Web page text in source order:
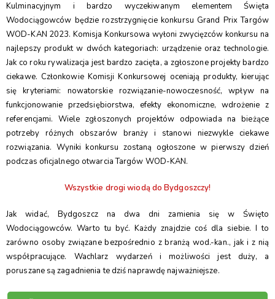
Kulminacyjnym i bardzo wyczekiwanym elementem Święta
Wodociągowców będzie rozstrzygnięcie konkursu Grand Prix Targów
WOD-KAN 2023. Komisja Konkursowa wyłoni zwycięzców konkursu na
najlepszy produkt w dwóch kategoriach: urządzenie oraz technologie.
Jak co roku rywalizacja jest bardzo zacięta, a zgłoszone projekty bardzo
ciekawe. Członkowie Komisji Konkursowej oceniają produkty, kierując
się kryteriami: nowatorskie rozwiązanie-nowoczesność, wpływ na
funkcjonowanie przedsiębiorstwa, efekty ekonomiczne, wdrożenie z
referencjami. Wiele zgłoszonych projektów odpowiada na bieżące
potrzeby różnych obszarów branży i stanowi niezwykle ciekawe
rozwiązania. Wyniki konkursu zostaną ogłoszone w pierwszy dzień
podczas oficjalnego otwarcia Targów WOD-KAN.
Wszystkie drogi wiodą do Bydgoszczy!
Jak widać, Bydgoszcz na dwa dni zamienia się w Święto
Wodociągowców. Warto tu być. Każdy znajdzie coś dla siebie. I to
zarówno osoby związane bezpośrednio z branżą wod.-kan., jak i z nią
współpracujące. Wachlarz wydarzeń i możliwości jest duży, a
poruszane są zagadnienia te dziś naprawdę najważniejsze.